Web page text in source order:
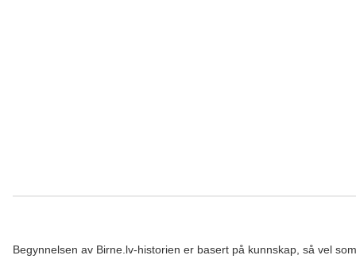
Begynnelsen av Birne.lv-historien er basert på kunnskap, så vel som